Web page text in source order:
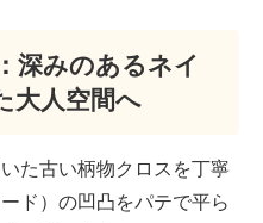
深みのあるネイ
大人空間へ
た古い柄物クロスを丁寧
ド）の凹凸をパテで平ら